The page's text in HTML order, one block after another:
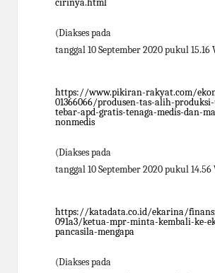
cirinya.html
(Diakses pada
tanggal 10 September 2020 pukul 15.16
https://www.pikiran-rakyat.com/
01366066/produsen-tas-alih-produksi-
tebar-apd-gratis-tenaga-medis-dan-
nonmedis
(Diakses pada
tanggal 10 September 2020 pukul 14.56
https://katadata.co.id/ekarina/
091a3/ketua-mpr-minta-kembali-ke-
pancasila-mengapa
(Diakses pada